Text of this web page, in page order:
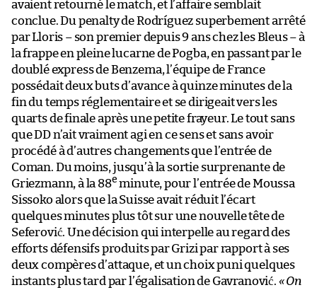
avaient retourné le match, et l’affaire semblait
conclue. Du penalty de Rodríguez superbement arrêté
par Lloris – son premier depuis 9 ans chez les Bleus – à
la frappe en pleine lucarne de Pogba, en passant par le
doublé express de Benzema, l’équipe de France
possédait deux buts d’avance à quinze minutes de la
fin du temps réglementaire et se dirigeait vers les
quarts de finale après une petite frayeur. Le tout sans
que DD n’ait vraiment agi en ce sens et sans avoir
procédé à d’autres changements que l’entrée de
Coman. Du moins, jusqu’à la sortie surprenante de
Griezmann, à la 88e minute, pour l’entrée de Moussa
Sissoko alors que la Suisse avait réduit l’écart
quelques minutes plus tôt sur une nouvelle tête de
Seferović. Une décision qui interpelle au regard des
efforts défensifs produits par Grizi par rapport à ses
deux compères d’attaque, et un choix puni quelques
instants plus tard par l’égalisation de Gavranović. « On